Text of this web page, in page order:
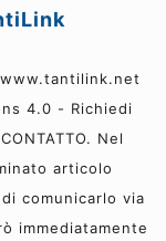
4.0 - Richiedi
Nel
articolo
comunicarlo via
immediatamente